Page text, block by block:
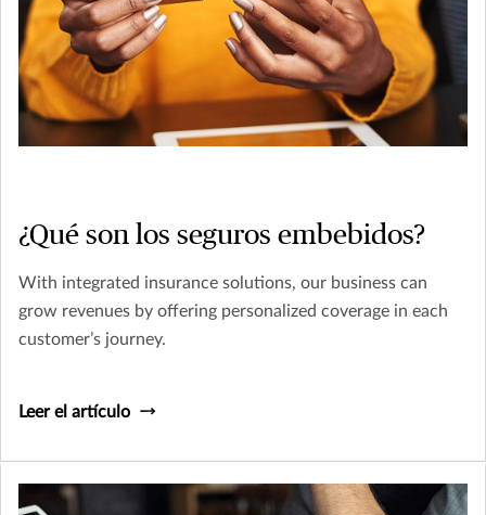
¿Qué son los seguros embebidos?
With integrated insurance solutions, our business can
grow revenues by offering personalized coverage in each
customer’s journey.
Leer el artículo